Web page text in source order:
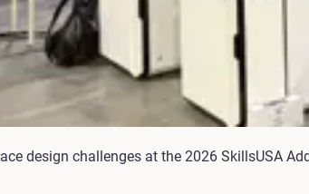
design challenges at the 2026 SkillsUSA